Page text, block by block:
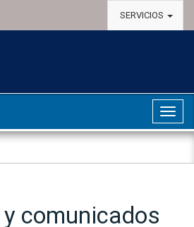
SERVICIOS
comunicados